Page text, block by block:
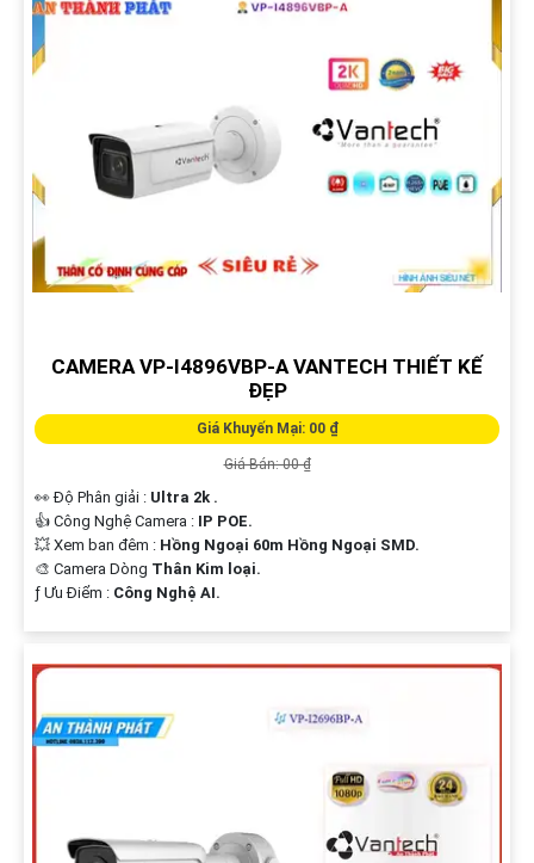
CAMERA VP-I4896VBP-A VANTECH THIẾT KẾ
ĐẸP
Giá Khuyến Mại: 00 ₫
Giá Bán: 00 ₫
👀 Độ Phân giải : Ultra 2k .
👍 Công Nghệ Camera : IP POE.
💥 Xem ban đêm : Hồng Ngoại 60m Hồng Ngoại SMD.
🎨 Camera Dòng Thân Kim loại.
️ƒ Ưu Điểm : Công Nghệ AI.